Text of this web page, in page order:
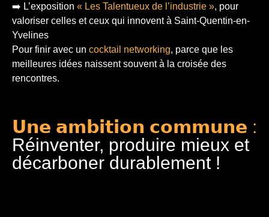
➡️ L’exposition « Les Talentueux de l’industrie », pour
valoriser celles et ceux qui innovent à Saint-Quentin-en-
Yvelines
Pour finir avec un cocktail networking, parce que les
meilleures idées naissent souvent à la croisée des
rencontres.
𝗨𝗻𝗲 𝗮𝗺𝗯𝗶𝘁𝗶𝗼𝗻 𝗰𝗼𝗺𝗺𝘂𝗻𝗲 :
Réinventer, produire mieux et
décarboner durablement !